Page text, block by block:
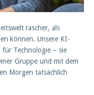
rascher, als
können. Unsere KI-
für Technologie – sie
Gruppe und mit dem
Morgen tatsächlich